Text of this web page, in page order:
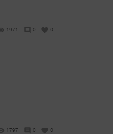
1971 0 0
1797 0 0